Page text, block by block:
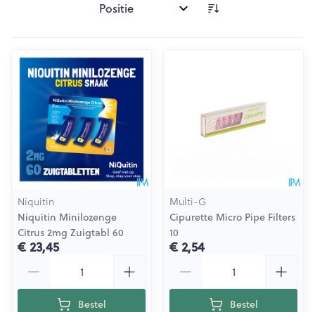
Sorteer op:
Niquitin
Niquitin Minilozenge
Citrus 2mg Zuigtabl 60
€ 23,45
Bestel
Multi-G
Cipurette Micro Pipe Filters
10
€ 2,54
Bestel